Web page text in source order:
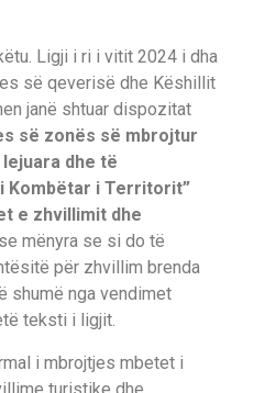
Ligji i ri i vitit 2024 i dha
së qeverisë dhe Këshillit
janë shtuar dispozitat
së zonës së mbrojtur
dhe të
Kombëtar i Territorit”
e zhvillimit dhe
mënyra se si do të
për zhvillim brenda
shumë nga vendimet
teksti i ligjit.
i mbrojtjes mbetet i
turistike dhe